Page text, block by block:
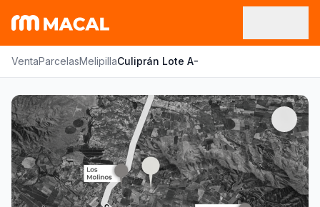
VentaParcelasMelipillaCuliprán Lote A-